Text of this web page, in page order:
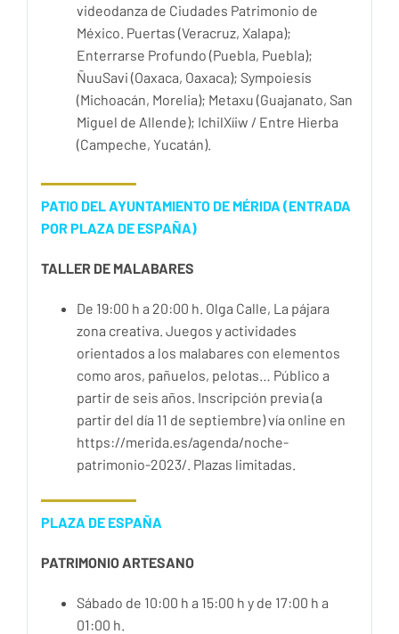
videodanza de Ciudades Patrimonio de
México. Puertas (Veracruz, Xalapa);
Enterrarse Profundo (Puebla, Puebla);
ÑuuSavi (Oaxaca, Oaxaca); Sympoiesis
(Michoacán, Morelia); Metaxu (Guajanato, San
Miguel de Allende); IchilXíiw / Entre Hierba
(Campeche, Yucatán).
PATIO DEL AYUNTAMIENTO DE MÉRIDA (ENTRADA
POR PLAZA DE ESPAÑA)
TALLER DE MALABARES
De 19:00 h a 20:00 h. Olga Calle, La pájara
zona creativa. Juegos y actividades
orientados a los malabares con elementos
como aros, pañuelos, pelotas… Público a
partir de seis años. Inscripción previa (a
partir del día 11 de septiembre) vía online en
https://merida.es/agenda/noche-
patrimonio-2023/. Plazas limitadas.
PLAZA DE ESPAÑA
PATRIMONIO ARTESANO
Sábado de 10:00 h a 15:00 h y de 17:00 h a
01:00 h.